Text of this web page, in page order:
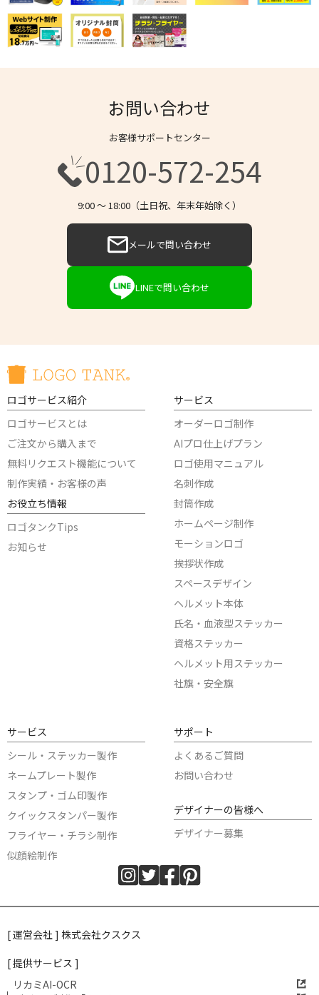
お問い合わせ
お客様サポートセンター
0120-572-254
9:00 〜 18:00（土日祝、年末年始除く）
メールで問い合わせ
LINEで問い合わせ
ロゴサービス紹介
ロゴサービスとは
ご注文から購入まで
無料リクエスト機能について
制作実績・お客様の声
お役立ち情報
ロゴタンクTips
お知らせ
サービス
オーダーロゴ制作
AIプロ仕上げプラン
ロゴ使用マニュアル
名刺作成
封筒作成
ホームページ制作
モーションロゴ
挨拶状作成
スペースデザイン
ヘルメット本体
氏名・血液型ステッカー
資格ステッカー
ヘルメット用ステッカー
社旗・安全旗
サービス
シール・ステッカー製作
ネームプレート製作
スタンプ・ゴム印製作
クイックスタンパー製作
フライヤー・チラシ制作
似顔絵制作
サポート
よくあるご質問
お問い合わせ
デザイナーの皆様へ
デザイナー募集
[ 運営会社 ] 株式会社クスクス
[ 提供サービス ]
リカミAI-OCR